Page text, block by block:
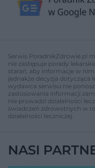
Serwis PoradnikZdrowie.pl
nie zastępuje porady
starań, aby informacje w
jednakże decyzja dotycząca
wydawca serwisu nie
zastosowania informacji
nie prowadzi działalności
świadczeń zdrowotnych w
działalności leczniczej.
NASI